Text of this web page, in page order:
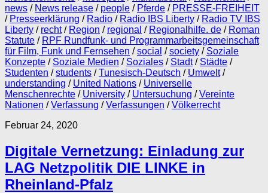
news / News release / people / Pferde / PRESSE-FREIHEIT
/ Presseerklärung / Radio / Radio IBS Liberty / Radio TV IBS
Liberty / recht/ Region / regional / Regionalhilfe. de / Roman
Statute / RPF Rundfunk- und Programmarbeitsgemeinschaft
für Film, Funk und Fernsehen /social /society / Soziale
Konzepte / Soziale Medien / Soziales / Stadt/ Städte /
Studenten /students /Tunesisch-Deutsch / Umwelt/
understanding / United Nations / Universelle
Menschenrechte / University / Untersuchung /Vereinte
Nationen /Verfassung /Verfassungen /Völkerrecht
Februar 24, 2020
Digitale Vernetzung: Einladung zur
LAG Netzpolitik DIE LINKE in
Rheinland-Pfalz